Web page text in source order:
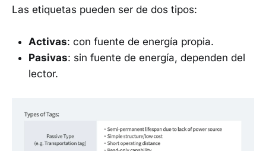
Las etiquetas pueden ser de dos tipos:
Activas: con fuente de energía propia.
Pasivas: sin fuente de energía, dependen del
lector.